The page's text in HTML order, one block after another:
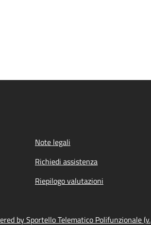
Note legali
Richiedi assistenza
Riepilogo valutazioni
by Sportello Telematico Polifunzionale (v.